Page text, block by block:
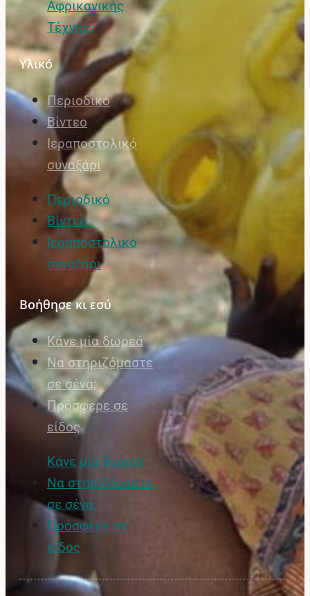
Αφρικανικής
Τέχνης
Υλικό
Περιοδικό
Βίντεο
Ιεραποστολικό
συναξάρι
Περιοδικό
Βίντεο
Ιεραποστολικό
συναξάρι
Βοήθησε κι εσύ
Κάνε μία δωρεά
Να στηριζόμαστε
σε σένα;
Πρόσφερε σε
είδος
Κάνε μία δωρεά
Να στηριζόμαστε
σε σένα;
Πρόσφερε σε
είδος